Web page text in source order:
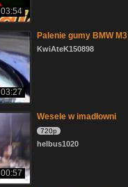
03:54
03:27
Palenie gumy BMW M3
KwiAteK150898
00:57
Wesele w imadłowni
720p
helbus1020